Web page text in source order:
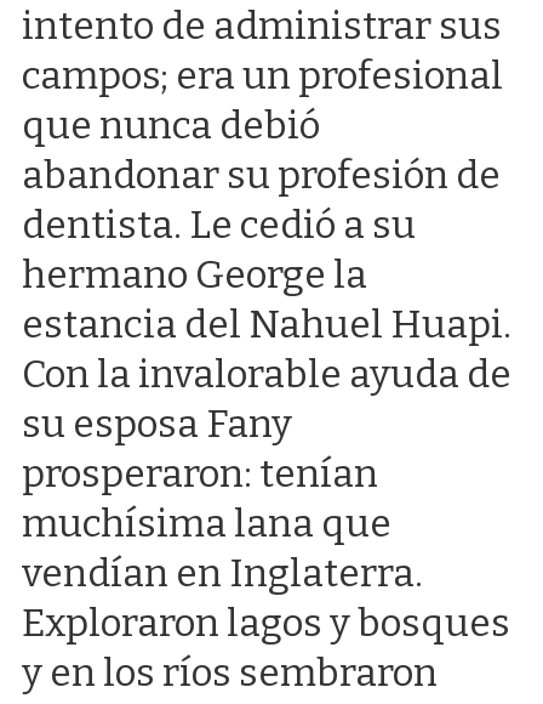
intento de administrar sus
campos; era un profesional
que nunca debió
abandonar su profesión de
dentista. Le cedió a su
hermano George la
estancia del Nahuel Huapi.
Con la invalorable ayuda de
su esposa Fany
prosperaron: tenían
muchísima lana que
vendían en Inglaterra.
Exploraron lagos y bosques
y en los ríos sembraron